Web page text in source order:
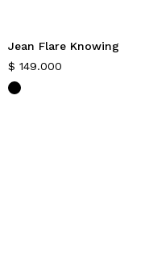
Jean Flare Knowing
$ 149.000